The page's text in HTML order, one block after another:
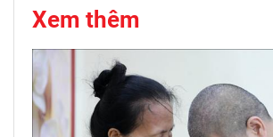
Xem thêm